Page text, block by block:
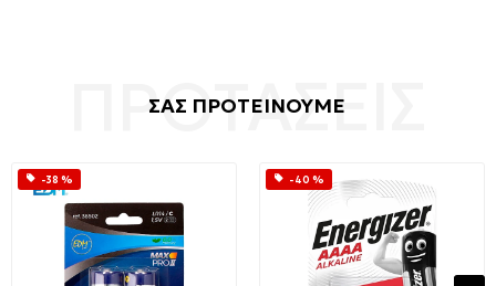
ΣΑΣ ΠΡΟΤΕΙΝΟΥΜΕ
-38 % -40 %